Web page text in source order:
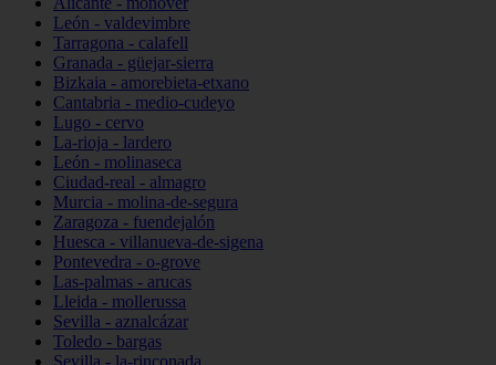
León - valdevimbre
Tarragona - calafell
Granada - güejar-sierra
Bizkaia - amorebieta-etxano
Cantabria - medio-cudeyo
Lugo - cervo
La-rioja - lardero
León - molinaseca
Ciudad-real - almagro
Murcia - molina-de-segura
Zaragoza - fuendejalón
Huesca - villanueva-de-sigena
Pontevedra - o-grove
Las-palmas - arucas
Lleida - mollerussa
Sevilla - aznalcázar
Toledo - bargas
Sevilla - la-rinconada